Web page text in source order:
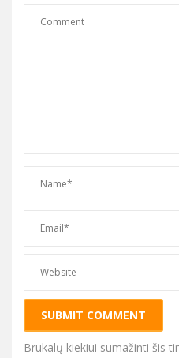
Brukalų kiekiui sumažinti šis